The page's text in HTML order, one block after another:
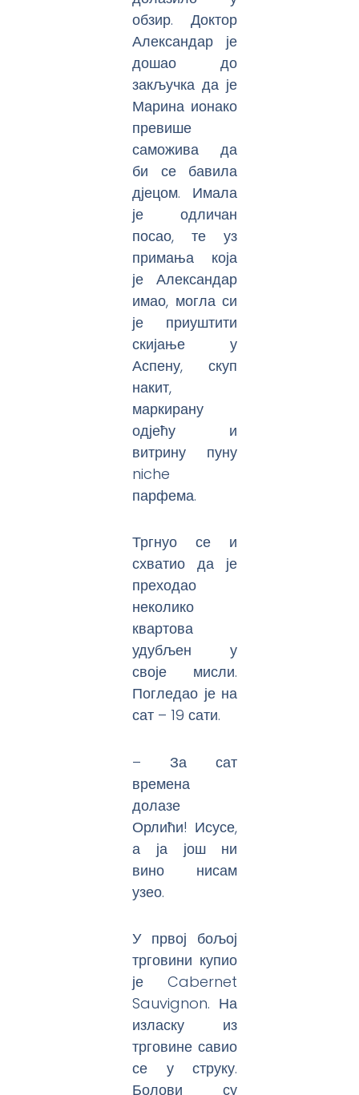
обзир. Доктор
Александар је
дошао до
закључка да је
Марина ионако
превише
саможива да
би се бавила
дјецом. Имала
је одличан
посао, те уз
примања која
је Александар
имао, могла си
је приуштити
скијање у
Аспену, скуп
накит,
маркирану
одјећу и
витрину пуну
niche
парфема.
Тргнуо се и
схватио да је
преходао
неколико
квартова
удубљен у
своје мисли.
Погледао је на
сат – 19 сати.
– За сат
времена
долазе
Орлићи! Исусе,
а ја још ни
вино нисам
узео.
У првој бољој
трговини купио
је Cabernet
Sauvignon. На
изласку из
трговине савио
се у струку.
Болови су